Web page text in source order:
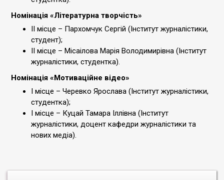
Номінація «Літературна творчість»
ІІ місце – Пархомчук Сергій (Інститут журналістики,
студент);
ІІ місце – Місаілова Марія Володимирівна (Інститут
журналістики, студентка).
Номінація «Мотиваційне відео»
І місце – Черевко Ярослава (Інститут журналістики,
студентка);
І місце – Куцай Тамара Іллівна (Інститут
журналістики, доцент кафедри журналістики та
нових медіа).